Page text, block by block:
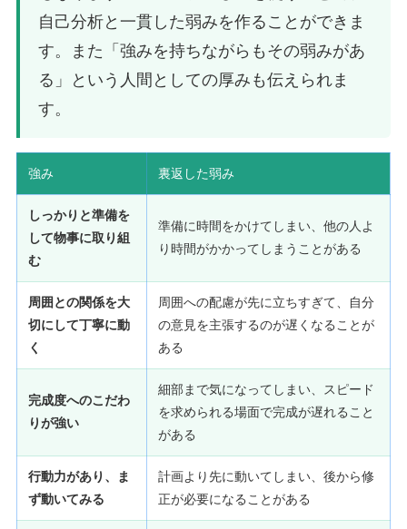
自己分析と一貫した弱みを作ることができま
す。また「強みを持ちながらもその弱みがあ
る」という人間としての厚みも伝えられま
す。
強み 裏返した弱み
しっかりと準備を
して物事に取り組
む
準備に時間をかけてしまい、他の人よ
り時間がかかってしまうことがある
周囲との関係を大
切にして丁寧に動
く
周囲への配慮が先に立ちすぎて、自分
の意見を主張するのが遅くなることが
ある
完成度へのこだわ
りが強い
細部まで気になってしまい、スピード
を求められる場面で完成が遅れること
がある
行動力があり、ま
ず動いてみる
計画より先に動いてしまい、後から修
正が必要になることがある